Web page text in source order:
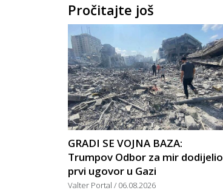
Pročitajte još
GRADI SE VOJNA BAZA:
Trumpov Odbor za mir dodijelio
prvi ugovor u Gazi
Valter Portal 06.08.2026